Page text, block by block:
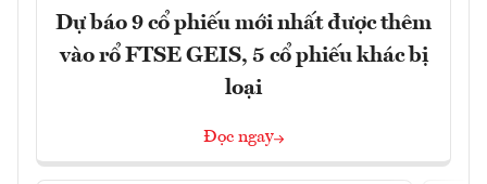
Dự báo 9 cổ phiếu mới nhất được thêm
vào rổ FTSE GEIS, 5 cổ phiếu khác bị
loại
Đọc ngay